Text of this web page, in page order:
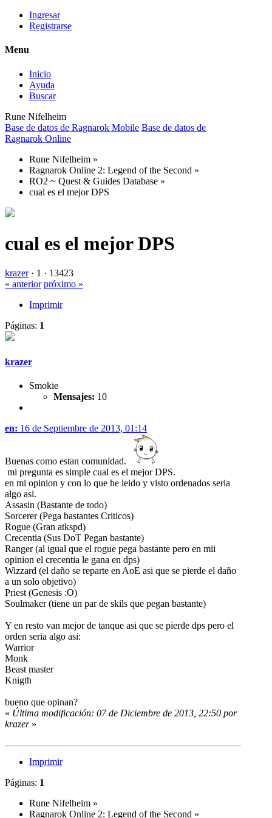
Ingresar
Registrarse
Menu
Inicio
Ayuda
Buscar
Rune Nifelheim
Base de datos de Ragnarok Mobile Base de datos de
Ragnarok Online
Rune Nifelheim »
Ragnarok Online 2: Legend of the Second »
RO2 ~ Quest & Guides Database »
cual es el mejor DPS
cual es el mejor DPS
krazer· 1 · 13423
« anterior próximo »
Imprimir
Páginas: 1
krazer
Smokie
Mensajes: 10
en: 16 de Septiembre de 2013, 01:14
Buenas como estan comunidad.
mi pregunta es simple cual es el mejor DPS.
en mi opinion y con lo que he leido y visto ordenados seria
algo asi.
Assasin (Bastante de todo)
Sorcerer (Pega bastantes Criticos)
Rogue (Gran atkspd)
Crecentia (Sus DoT Pegan bastante)
Ranger (al igual que el rogue pega bastante pero en mii
opinion el crecentia le gana en dps)
Wizzard (el daño se reparte en AoE asi que se pierde el daño
a un solo objetivo)
Priest (Genesis :O)
Soulmaker (tiene un par de skils que pegan bastante)
Y en resto van mejor de tanque asi que se pierde dps pero el
orden seria algo asi:
Warrior
Monk
Beast master
Knigth
bueno que opinan?
« Última modificación: 07 de Diciembre de 2013, 22:50 por
krazer»
Imprimir
Páginas: 1
Rune Nifelheim »
Ragnarok Online 2: Legend of the Second »